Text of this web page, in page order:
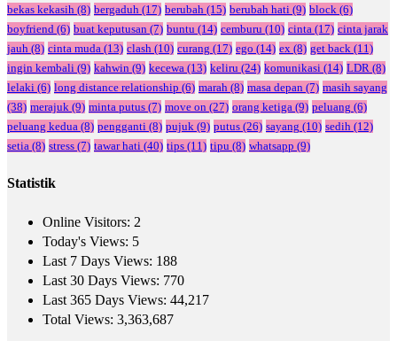
bekas kekasih (8) bergaduh (17) berubah (15) berubah hati (9) block (6)
boyfriend (6) buat keputusan (7) buntu (14) cemburu (10) cinta (17) cinta jarak
jauh (8) cinta muda (13) clash (10) curang (17) ego (14) ex (8) get back (11)
ingin kembali (9) kahwin (9) kecewa (13) keliru (24) komunikasi (14) LDR (8)
lelaki (6) long distance relationship (6) marah (8) masa depan (7) masih sayang
(38) merajuk (9) minta putus (7) move on (27) orang ketiga (9) peluang (6)
peluang kedua (8) pengganti (8) pujuk (9) putus (26) sayang (10) sedih (12)
setia (8) stress (7) tawar hati (40) tips (11) tipu (8) whatsapp (9)
Statistik
Online Visitors: 2
Today's Views: 5
Last 7 Days Views: 188
Last 30 Days Views: 770
Last 365 Days Views: 44,217
Total Views: 3,363,687